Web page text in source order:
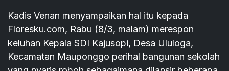
Kadis Venan menyampaikan hal itu kepada
Floresku.com, Rabu (8/3, malam) merespon
keluhan Kepala SDI Kajusopi, Desa Ululoga,
Kecamatan Mauponggo perihal bangunan sekolah